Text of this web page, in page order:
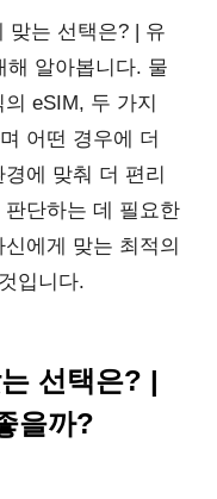
맞는 선택은? | 유
해 알아봅니다. 물
eSIM, 두 가지
어떤 경우에 더
에 맞춰 더 편리
단하는 데 필요한
에게 맞는 최적의
입니다.
선택은? |
을까?